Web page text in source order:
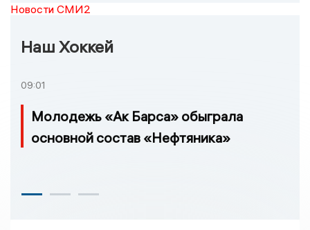
Новости СМИ2
Наш Хоккей
09:01
Молодежь «Ак Барса» обыграла
основной состав «Нефтяника»